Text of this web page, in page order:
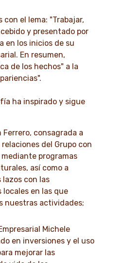
con el lema: "Trabajar,
y presentado por
en los inicios de su
En resumen,
de los hechos" a la
ha inspirado y sigue
Ferrero, consagrada a
del Grupo con
programas
así como a
con las
locales en las que
nuestras actividades;
Michele
en inversiones y el uso
mejorar las